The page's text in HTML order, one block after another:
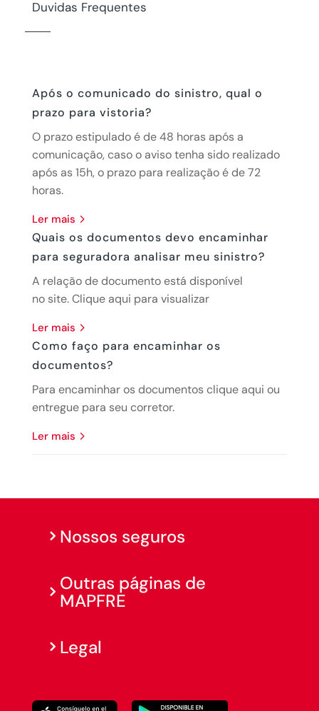
Duvidas Frequentes
Após o comunicado do sinistro, qual o
prazo para vistoria?
O prazo estipulado é de 48 horas após a
comunicação, caso o aviso tenha sido realizado
após as 15h, o prazo para realização é de 72
horas.
ler mais
Quais os documentos devo encaminhar
para seguradora analisar meu sinistro?
A relação de documento está disponível
no site. Clique aqui para visualizar
ler mais
Como faço para encaminhar os
documentos?
Para encaminhar os documentos clique aqui ou
entregue para seu corretor.
ler mais
Nossos seguros
Outras páginas de
MAPFRE
Legal